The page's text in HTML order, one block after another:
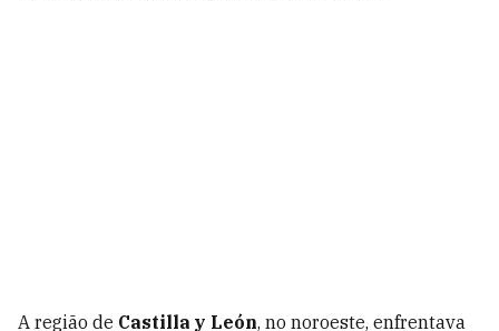
A região de Castilla y León, no noroeste, enfrentava